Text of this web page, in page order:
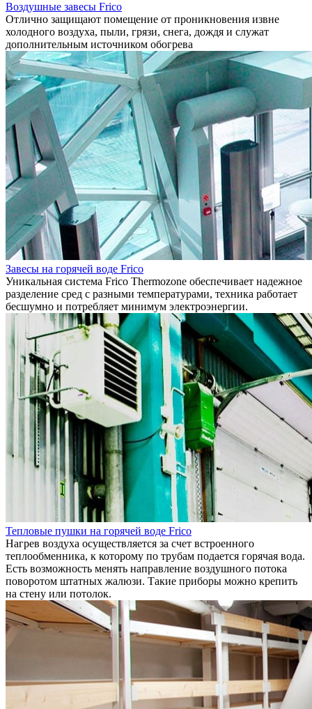
Воздушные завесы Frico
Отлично защищают помещение от проникновения извне
холодного воздуха, пыли, грязи, снега, дождя и служат
дополнительным источником обогрева
Завесы на горячей воде Frico
Уникальная система Frico Thermozone обеспечивает надежное
разделение сред с разными температурами, техника работает
бесшумно и потребляет минимум электроэнергии.
Тепловые пушки на горячей воде Frico
Нагрев воздуха осуществляется за счет встроенного
теплообменника, к которому по трубам подается горячая вода.
Есть возможность менять направление воздушного потока
поворотом штатных жалюзи. Такие приборы можно крепить
на стену или потолок.